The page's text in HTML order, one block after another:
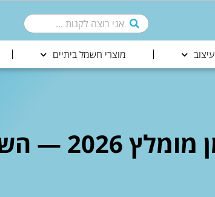
מוצרי חשמל ביתיים
ומדריך קנייה